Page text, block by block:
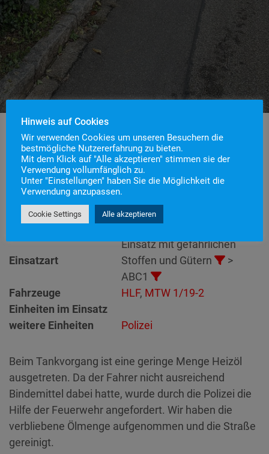
Einsatznummer
121
Einsatzstichwort
ABC1 – Ölspur
Einsatzort
Alarmierungszeitpunkt3. November 2023 15:09
Einsatzart
Einsatz mit gefährlichen
Stoffen und Gütern
>
ABC1
Fahrzeuge
HLF, MTW 1/19-2
Einheiten im Einsatz
weitere Einheiten
Polizei
Beim Tankvorgang ist eine geringe Menge Heizöl
ausgetreten. Da der Fahrer nicht ausreichend
Bindemittel dabei hatte, wurde durch die Polizei die
Hilfe der Feuerwehr angefordert. Wir haben die
verbliebene Ölmenge aufgenommen und die Straße
gereinigt.
Hinweis auf Cookies
Wir verwenden Cookies um unseren Besuchern die
bestmögliche Nutzererfahrung zu bieten.
Mit dem Klick auf "Alle akzeptieren" stimmen sie der
Verwendung vollumfänglich zu.
Unter "Einstellungen" haben Sie die Möglichkeit die
Verwendung anzupassen.
Cookie Settings Alle akzeptieren